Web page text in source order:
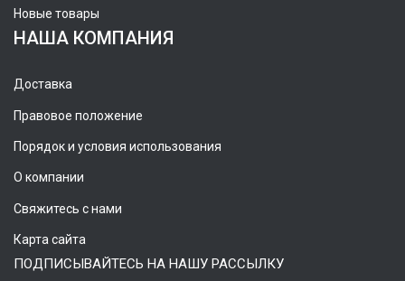
Новые товары
НАША КОМПАНИЯ
Доставка
Правовое положение
Порядок и условия использования
О компании
Свяжитесь с нами
Карта сайта
ПОДПИСЫВАЙТЕСЬ НА НАШУ РАССЫЛКУ